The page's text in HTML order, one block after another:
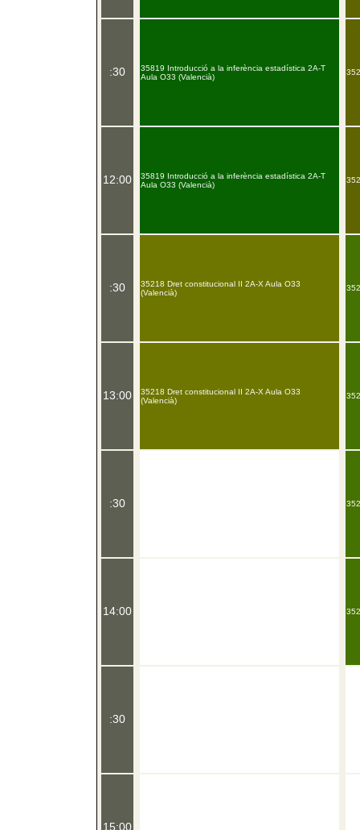
:30
12:00
:30
13:00
:30
14:00
:30
15:00
35819 Introducció a la inferència estadística 2A-T
Aula O33 (Valencià)
35819 Introducció a la inferència estadística 2A-T
Aula O33 (Valencià)
35218 Dret constitucional II 2A-X Aula O33
(Valencià)
35218 Dret constitucional II 2A-X Aula O33
(Valencià)